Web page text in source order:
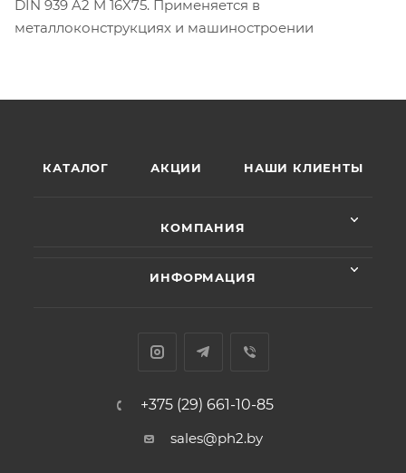
DIN 939 A2 M 16X75. Применяется в
металлоконструкциях и машиностроении
КАТАЛОГ АКЦИИ НАШИ КЛИЕНТЫ
КОМПАНИЯ
ИНФОРМАЦИЯ
+375 (29) 661-10-85
sales@ph2.by